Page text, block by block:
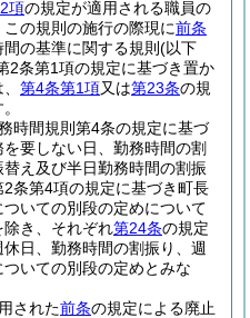
項の規定が適用される職員の
の規則の施行の際現に前条
の基準に関する規則 (以下
2条第1項の規定に基づき置か
第4条第1項又は第23条の規
時間規則第4条の規定に基づ
要しない日、勤務時間の割
え及び半日勤務時間の割振
条第4項の規定に基づき町長
いての別段の定めについて
き、それぞれ第24条の規定
日、勤務時間の割振り、週
いての別段の定めとみな
された前条の規定による廃止